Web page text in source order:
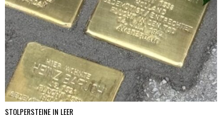
STOLPERSTEINE IN LEER